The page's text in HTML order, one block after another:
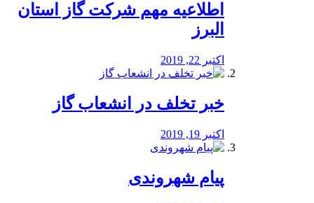
️اطلاعیه مهم شرکت گاز استان
البرز
اکتبر 22, 2019
خبر تخلف در انشعاب گاز
اکتبر 19, 2019
پیام شهروندی